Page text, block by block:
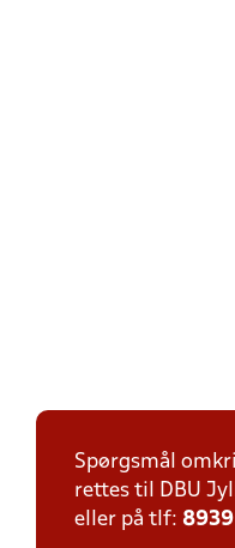
Spørgsmål
rettes til DBU
eller på tlf: